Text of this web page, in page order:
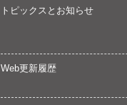
トピックスとお知らせ
Web更新履歴